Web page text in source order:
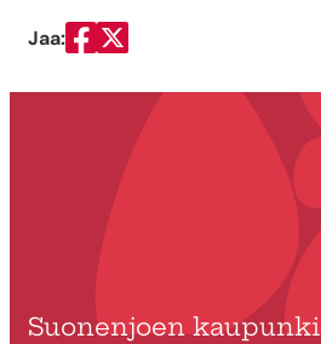
Jaa:
Jaa Facebookissa
Jaa Twitterissä
Suonenjoen kaupunki